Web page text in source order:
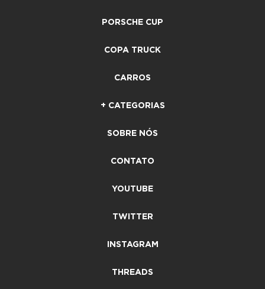
PORSCHE CUP
COPA TRUCK
CARROS
+ CATEGORIAS
SOBRE NÓS
CONTATO
YOUTUBE
TWITTER
INSTAGRAM
THREADS